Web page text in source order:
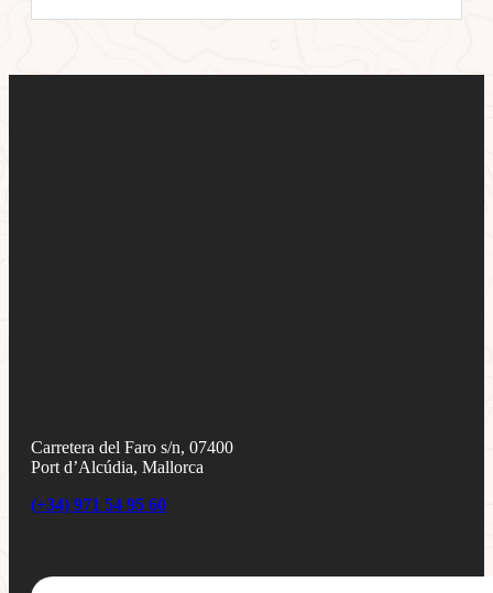
Carretera del Faro s/n, 07400
Port d’Alcúdia, Mallorca
(+34) 971 54 95 60